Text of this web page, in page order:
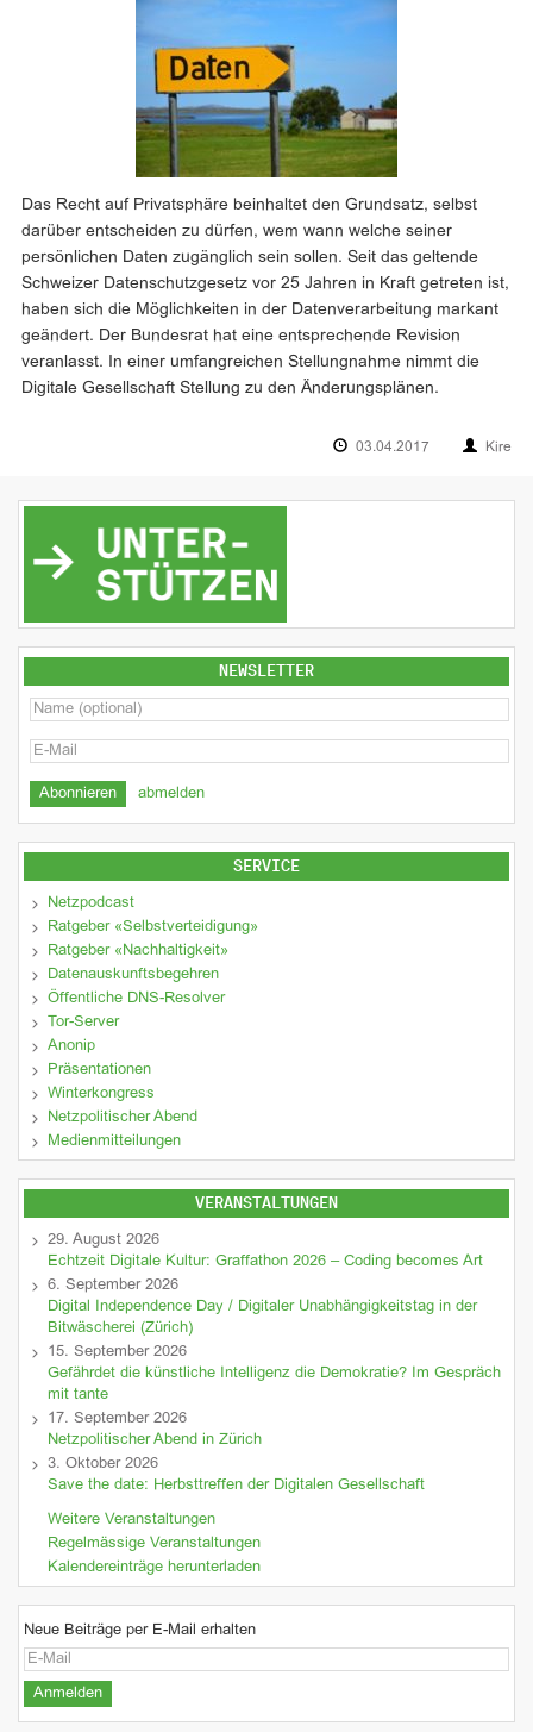
Das Recht auf Privatsphäre beinhaltet den Grundsatz, selbst
darüber entscheiden zu dürfen, wem wann welche seiner
persönlichen Daten zugänglich sein sollen. Seit das geltende
Schweizer Datenschutzgesetz vor 25 Jahren in Kraft getreten ist,
haben sich die Möglichkeiten in der Datenverarbeitung markant
geändert. Der Bundesrat hat eine entsprechende Revision
veranlasst. In einer umfangreichen Stellungnahme nimmt die
Digitale Gesellschaft Stellung zu den Änderungsplänen.
03.04.2017 Kire
NEWSLETTER
abmelden
SERVICE
Netzpodcast
Ratgeber «Selbstverteidigung»
Ratgeber «Nachhaltigkeit»
Datenauskunftsbegehren
Öffentliche DNS-Resolver
Tor-Server
Anonip
Präsentationen
Winterkongress
Netzpolitischer Abend
Medienmitteilungen
VERANSTALTUNGEN
29. August 2026
Echtzeit Digitale Kultur: Graffathon 2026 – Coding becomes Art
6. September 2026
Digital Independence Day / Digitaler Unabhängigkeitstag in der
Bitwäscherei (Zürich)
15. September 2026
Gefährdet die künstliche Intelligenz die Demokratie? Im Gespräch
mit tante
17. September 2026
Netzpolitischer Abend in Zürich
3. Oktober 2026
Save the date: Herbsttreffen der Digitalen Gesellschaft
Weitere Veranstaltungen
Regelmässige Veranstaltungen
Kalendereinträge herunterladen
Neue Beiträge per E-Mail erhalten